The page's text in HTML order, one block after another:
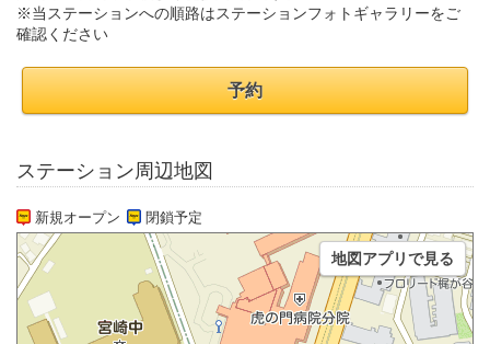
※当ステーションへの順路はステーションフォトギャラリーをご
確認ください
予約
ステーション周辺地図
新規オープン 閉鎖予定
地図アプリで見る